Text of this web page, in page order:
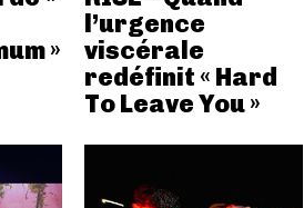
»
l’urgence
viscérale
redéfinit « Hard
To Leave You »